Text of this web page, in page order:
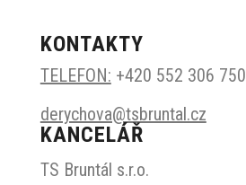
KONTAKTY
TELEFON: +420 552 306 750
derychova@tsbruntal.cz
KANCELÁŘ
TS Bruntál s.r.o.